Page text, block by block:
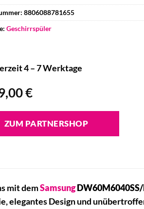
€
4 – 7 Werktage
ZUM PARTNERSHOP
8806088781655
Geschirrspüler
mit demSamsungDW60M6040SS/
elegantes Design und